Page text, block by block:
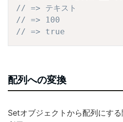
// => テキスト
// => 100
// => true
配列への変換
Setオブジェクトから配列にす